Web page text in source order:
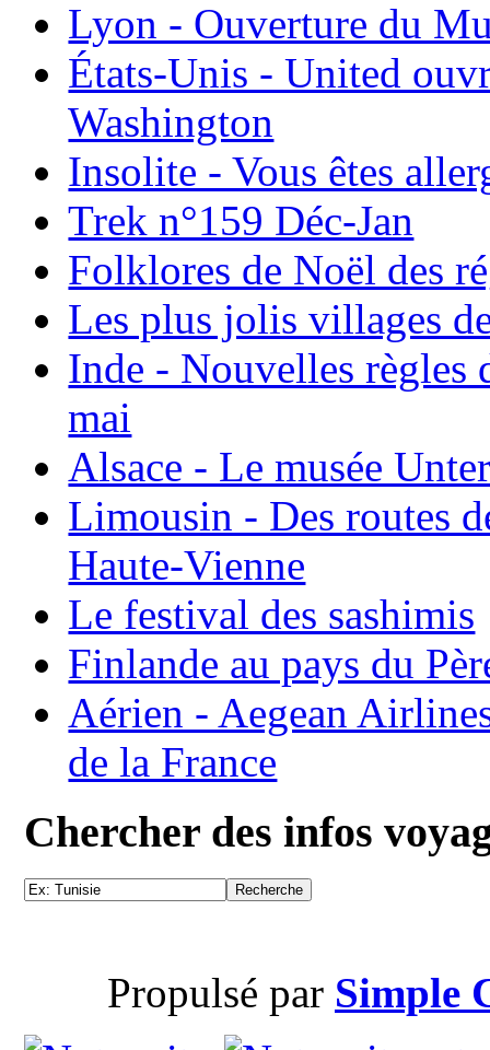
Lyon - Ouverture du
États-Unis - United
Washington
Insolite - Vous êtes
Trek n°159 Déc-Jan
Folklores de Noël des
Les plus jolis villages
Inde - Nouvelles règles
mai
Alsace - Le musée
Limousin - Des routes
Haute-Vienne
Le festival des sashimis
Finlande au pays du
Aérien - Aegean
de la France
Chercher des infos
Propulsé par Simple